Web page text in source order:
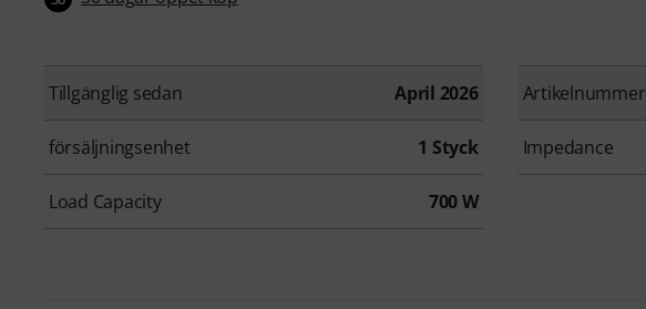
Tillgänglig sedan April 2026 Artikelnummer
försäljningsenhet 1 Styck Impedance
Load Capacity 700 W